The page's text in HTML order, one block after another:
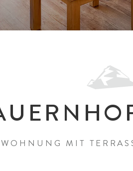
WOHNUNG MIT